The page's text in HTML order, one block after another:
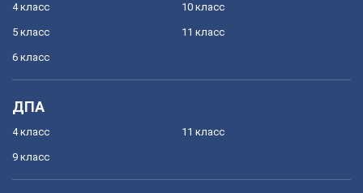
4 класс
5 класс
6 класс
10 класс
11 класс
ДПА
4 класс
9 класс
11 класс